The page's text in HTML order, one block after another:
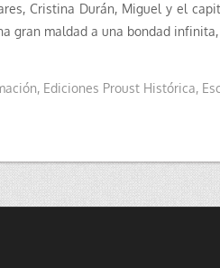
Cristina Durán, Miguel y el
gran maldad a una bondad
, Ediciones Proust Histórica,